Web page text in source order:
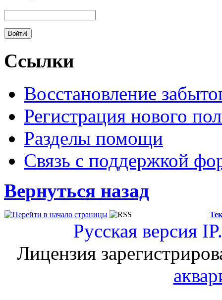
Ссылки
Восстановление
Регистрация нового
Разделы помощи
Связь с поддержкой
Вернуться назад
Русская версия
Лицензия